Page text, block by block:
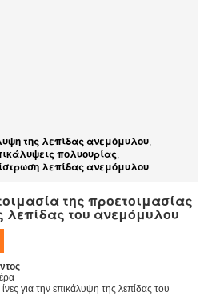
της λεπίδας ανεμόμυλου,
πολυουρίας,
λεπίδας ανεμόμυλου
της προετοιμασίας
λεπίδας του ανεμόμυλου
για την επικάλυψη της λεπίδας του